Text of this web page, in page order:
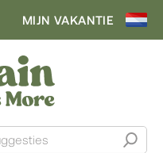
MIJN VAKANTIE